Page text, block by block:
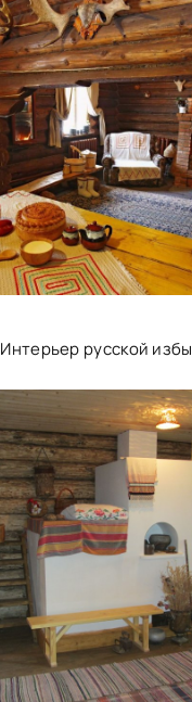
Интерьер русской избы